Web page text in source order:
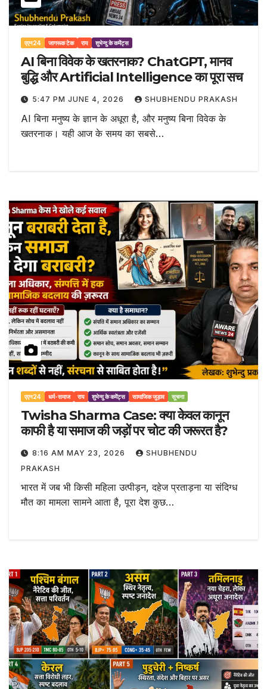
एएन24 जागरूक टेक राय शुभेन्दु के कमेंट्स
AI बिना विवेक के खतरनाक? ChatGPT, मानव
बुद्धि और Artificial Intelligence का पूरा सच
5:47 PM JUNE 4, 2026 SHUBHENDU PRAKASH
AI बिना मनुष्य के ज्ञान के अधूरा है, और मनुष्य बिना विवेक के
खतरनाक। यही आज के समय का सबसे…
एएन24 धर्म-समाज राय शुभेन्दु के कमेंट्स सामाजिक जुड़ाव सूचना
Twisha Sharma Case: क्या केवल कानून
काफी है या समाज की जड़ों पर चोट की जरूरत है?
8:16 AM MAY 23, 2026
SHUBHENDU
PRAKASH
भारत में जब भी किसी महिला उत्पीड़न, दहेज प्रताड़ना या संदिग्ध
मौत का मामला सामने आता है, पूरा देश कुछ…